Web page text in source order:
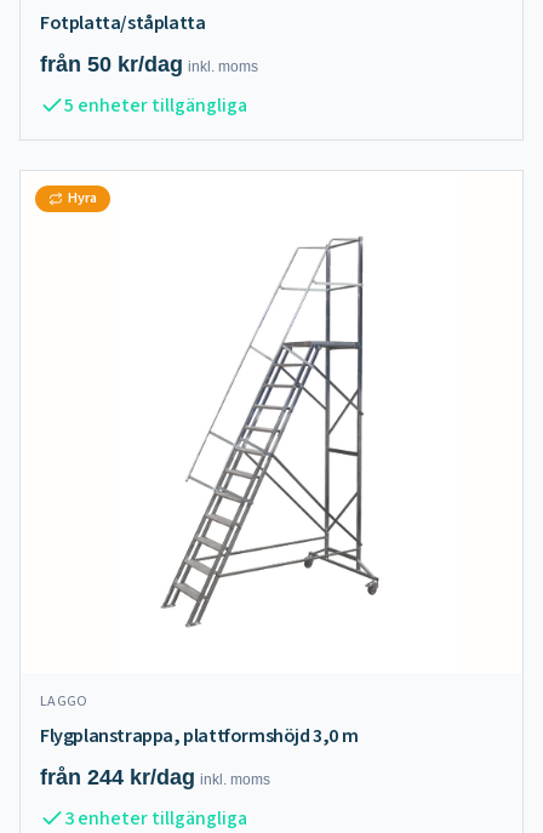
Fotplatta/ståplatta
från 50 kr/dag inkl. moms
5 enheter tillgängliga
Hyra
LAGGO
Flygplanstrappa, plattformshöjd 3,0 m
från 244 kr/dag inkl. moms
3 enheter tillgängliga